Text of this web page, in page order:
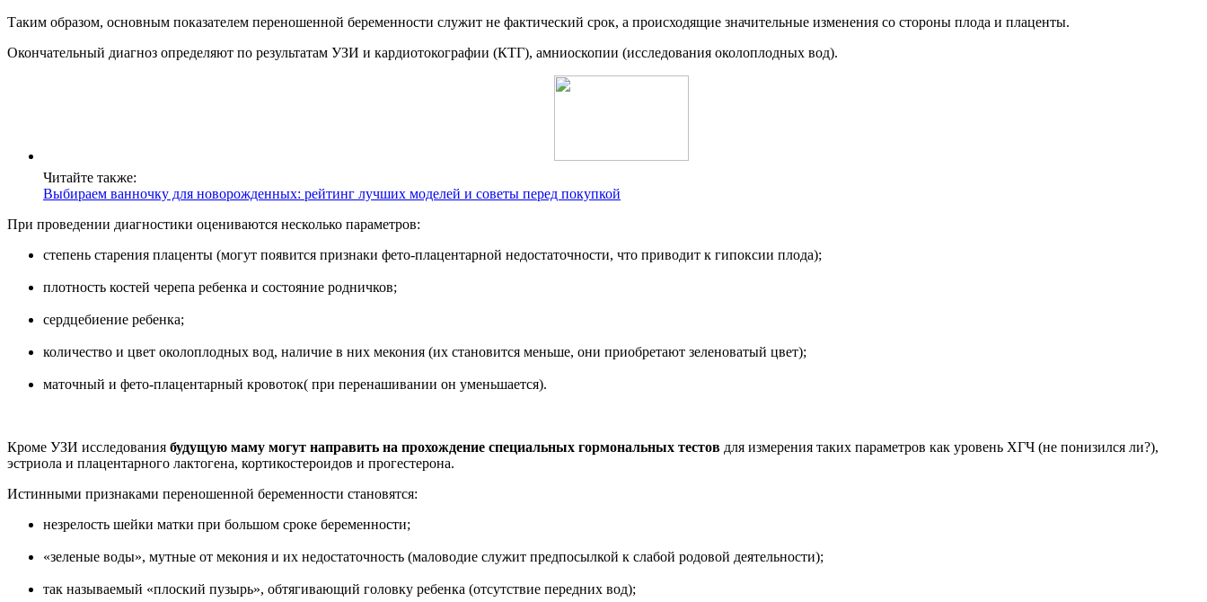
Таким образом, основным показателем переношенной беременности служит не фактический срок, а происходящие значительные изменения со стороны плода и плаценты.
Окончательный диагноз определяют по результатам УЗИ и кардиотокографии (КТГ), амниоскопии (исследования околоплодных вод).
Читайте также:
Выбираем ванночку для новорожденных: рейтинг лучших моделей и советы перед покупкой
При проведении диагностики оцениваются несколько параметров:
степень старения плаценты (могут появится признаки фето-плацентарной недостаточности, что приводит к гипоксии плода);
плотность костей черепа ребенка и состояние родничков;
сердцебиение ребенка;
количество и цвет околоплодных вод, наличие в них мекония (их становится меньше, они приобретают зеленоватый цвет);
маточный и фето-плацентарный кровоток( при перенашивании он уменьшается).
Кроме УЗИ исследования будущую маму могут направить на прохождение специальных гормональных тестов для измерения таких параметров как уровень ХГЧ (не понизился ли?),
эстриола и плацентарного лактогена, кортикостероидов и прогестерона.
Истинными признаками переношенной беременности становятся:
незрелость шейки матки при большом сроке беременности;
«зеленые воды», мутные от мекония и их недостаточность (маловодие служит предпосылкой к слабой родовой деятельности);
так называемый «плоский пузырь», обтягивающий головку ребенка (отсутствие передних вод);